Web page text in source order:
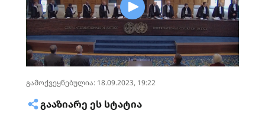
გამოქვეყნებულია: 18.09.2023, 19:22
ᲒᲐᲐᲖᲘᲐᲠᲔ ᲔᲡ ᲡᲢᲐᲢᲘᲐ